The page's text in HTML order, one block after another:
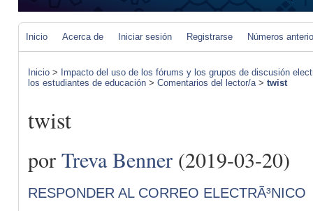
Inicio Acerca de Iniciar sesión Registrarse Números
Inicio > Impacto del uso de los fórums y los grupos de discusión
los estudiantes de educación > Comentarios del lector/a> twist
twist
por Treva Benner (2019-03-20)
RESPONDER AL CORREO ELECTRÃ³NICO